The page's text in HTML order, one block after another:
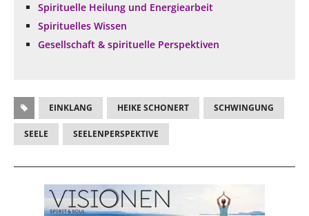
Spirituelle Heilung und Energiearbeit
Spirituelles Wissen
Gesellschaft & spirituelle Perspektiven
EINKLANG HEIKE SCHONERT SCHWINGUNG
SEELE SEELENPERSPEKTIVE